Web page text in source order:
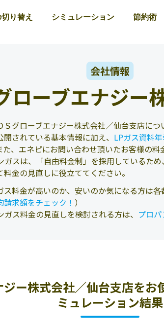
り替え シミュレーション 節約術
会社情報
ローブエナジー
Ｓグローブエナジー株式会社／仙台支店に
開されている基本情報に加え、 LPガス資料
た、エネピにお問い合わせ頂いたお客様の料
ガスは、「自由料金制」を採用しているた
料金の見直しに役立ててください。
ス料金が高いのか、安いのか気になる方は
請求額をチェック！ ）
ガス料金の見直しを検討される方は、 プロパ
ー株式会社／仙台支店を
ミュレーション結果